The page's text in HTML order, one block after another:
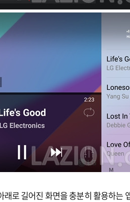
래로 길어진 화면을 충분히 활용하는